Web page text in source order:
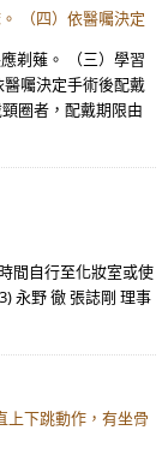
（四）依醫囑決定
剃薙。 （三）學習
囑決定手術後配戴
圈者，配戴期限由
間自行至化妝室或使
永野 徹 張誌剛 理事
上下跳動作，有坐骨